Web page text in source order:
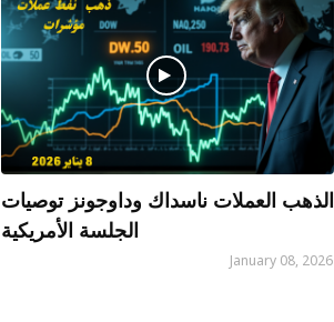
الذهب العملات ناسداك وداوجونز توصيات
الجلسة الأمريكية
January 08, 2026